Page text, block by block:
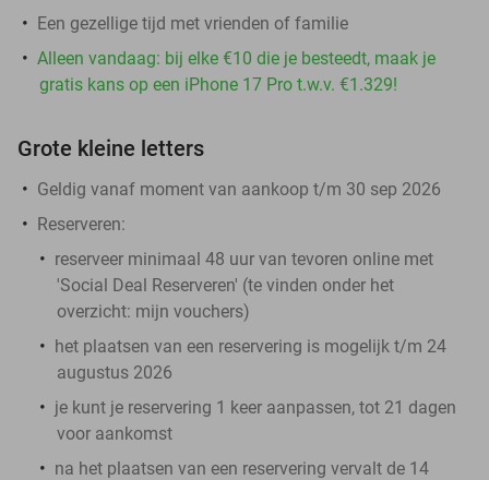
Een gezellige tijd met vrienden of familie
Alleen vandaag: bij elke €10 die je besteedt, maak je
gratis kans op een iPhone 17 Pro t.w.v. €1.329!
Grote kleine letters
Geldig vanaf moment van aankoop t/m 30 sep 2026
Reserveren:
reserveer minimaal 48 uur van tevoren online met
'Social Deal Reserveren' (te vinden onder het
overzicht: mijn vouchers)
het plaatsen van een reservering is mogelijk t/m 24
augustus 2026
je kunt je reservering 1 keer aanpassen, tot 21 dagen
voor aankomst
na het plaatsen van een reservering vervalt de 14